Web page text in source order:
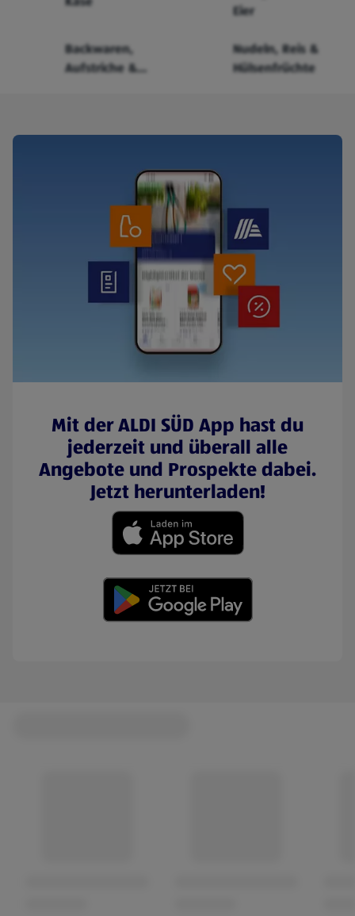
Eier
Backwaren,
Aufstriche &
Nudeln, Reis &
Hülsenfrüchte
Mit der ALDI SÜD App hast du
jederzeit und überall alle
Angebote und Prospekte dabei.
Jetzt herunterladen!